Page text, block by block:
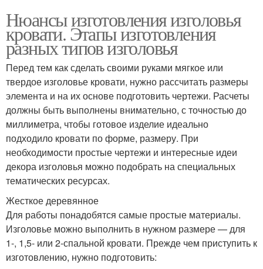
Нюансы изготовления изголовья
кровати. Этапы изготовления
разных типов изголовья
Перед тем как сделать своими руками мягкое или
твердое изголовье кровати, нужно рассчитать размеры
элемента и на их основе подготовить чертежи. Расчеты
должны быть выполнены внимательно, с точностью до
миллиметра, чтобы готовое изделие идеально
подходило кровати по форме, размеру. При
необходимости простые чертежи и интересные идеи
декора изголовья можно подобрать на специальных
тематических ресурсах.
Жесткое деревянное
Для работы понадобятся самые простые материалы.
Изголовье можно выполнить в нужном размере — для
1-, 1,5- или 2-спальной кровати. Прежде чем приступить к
изготовлению, нужно подготовить: